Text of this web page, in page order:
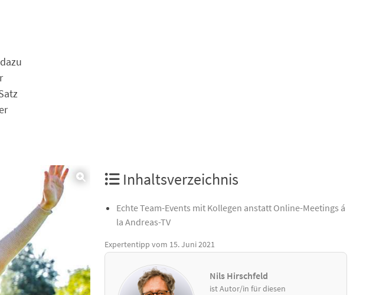
Inhaltsverzeichnis
Echte Team-Events mit Kollegen anstatt Online-Meetings á
la Andreas-TV
Expertentipp vom 15. Juni 2021
Nils Hirschfeld
ist Autor/in für diesen